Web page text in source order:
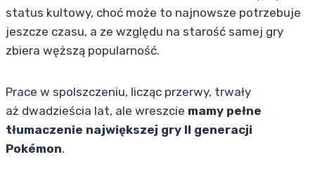
status kultowy, choć może to najnowsze potrzebuje
jeszcze czasu, a ze względu na starość samej gry
zbiera węższą popularność.
Prace w spolszczeniu, licząc przerwy, trwały
aż dwadzieścia lat, ale wreszcie mamy pełne
tłumaczenie największej gry II generacji
Pokémon.